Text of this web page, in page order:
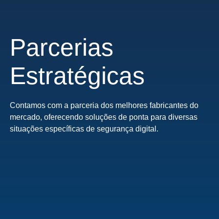
Parcerias
Estratégicas
Contamos com a parceria dos melhores fabricantes do
mercado, oferecendo soluções de ponta para diversas
situações específicas de segurança digital.